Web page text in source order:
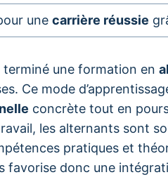
une carrière réussie
terminé une formation en
Ce mode
concrète tout en
les alternants sont
pratiques et
favorise donc une